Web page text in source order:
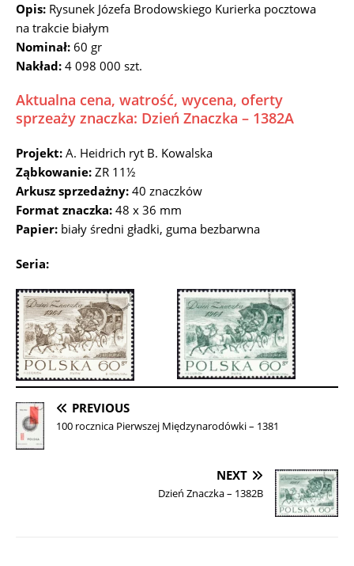
Opis: Rysunek Józefa Brodowskiego Kurierka pocztowa
na trakcie białym
Nominał: 60 gr
Nakład: 4 098 000 szt.
Aktualna cena, watrość, wycena, oferty
sprzeaży znaczka: Dzień Znaczka – 1382A
Projekt: A. Heidrich ryt B. Kowalska
Ząbkowanie: ZR 11½
Arkusz sprzedażny: 40 znaczków
Format znaczka: 48 x 36 mm
Papier: biały średni gładki, guma bezbarwna
Seria:
PREVIOUS
100 rocznica Pierwszej Międzynarodówki – 1381
NEXT
Dzień Znaczka – 1382B